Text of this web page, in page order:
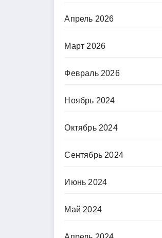
Апрель 2026
Март 2026
Февраль 2026
Ноябрь 2024
Октябрь 2024
Сентябрь 2024
Июнь 2024
Май 2024